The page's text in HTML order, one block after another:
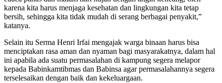
karena kita harus menjaga kesehatan dan lingkungan kita tetap
bersih, sehingga kita tidak mudah di serang berbagai penyakit,”
katanya.
Selain itu Serma Henri Irfai mengajak warga binaan harus bisa
menciptakan rasa aman dan nyaman bagi masyarakatnya, dalam hal
ini apabila ada suatu permasalahan di kampung segera melapor
kepada Babinkamtibmas dan Babinsa agar permasalahannya segera
terselesaikan dengan baik dan kekeluargaan.